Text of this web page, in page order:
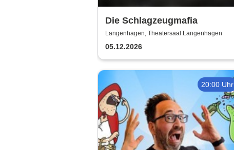
Die Schlagzeugmafia
Langenhagen, Theatersaal Langenhagen
05.12.2026
20:00 Uhr